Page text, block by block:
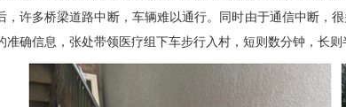
，许多桥梁道路中断，车辆难以通行。同时由于通信中断，
准确信息，张处带领医疗组下车步行入村，短则数分钟，长则